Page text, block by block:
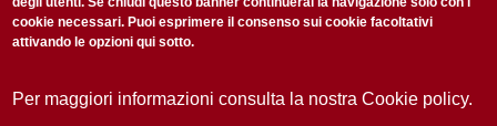
Accetto laPrivacy Policy
cookie necessari. Puoi esprimere il consenso sui cookie facoltativi
attivando le opzioni qui sotto.
Per maggiori informazioni consulta la nostra Cookie policy.